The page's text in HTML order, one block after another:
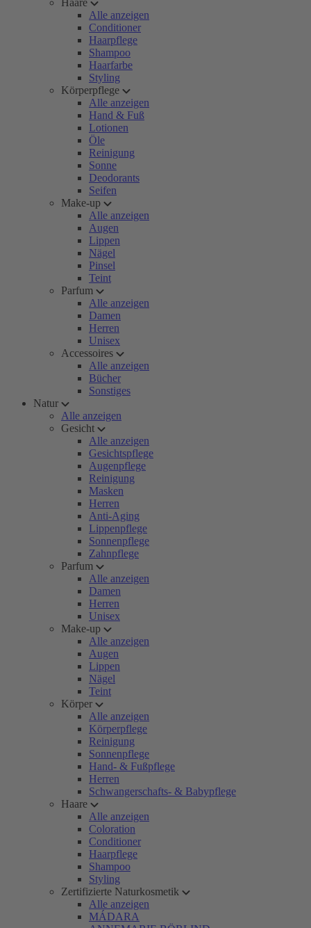
Haare
Alle anzeigen
Conditioner
Haarpflege
Shampoo
Haarfarbe
Styling
Körperpflege
Alle anzeigen
Hand & Fuß
Lotionen
Öle
Reinigung
Sonne
Deodorants
Seifen
Make-up
Alle anzeigen
Augen
Lippen
Nägel
Pinsel
Teint
Parfum
Alle anzeigen
Damen
Herren
Unisex
Accessoires
Alle anzeigen
Bücher
Sonstiges
Natur
Alle anzeigen
Gesicht
Alle anzeigen
Gesichtspflege
Augenpflege
Reinigung
Masken
Herren
Anti-Aging
Lippenpflege
Sonnenpflege
Zahnpflege
Parfum
Alle anzeigen
Damen
Herren
Unisex
Make-up
Alle anzeigen
Augen
Lippen
Nägel
Teint
Körper
Alle anzeigen
Körperpflege
Reinigung
Sonnenpflege
Hand- & Fußpflege
Herren
Schwangerschafts- & Babypflege
Haare
Alle anzeigen
Coloration
Conditioner
Haarpflege
Shampoo
Styling
Zertifizierte Naturkosmetik
Alle anzeigen
MÁDARA